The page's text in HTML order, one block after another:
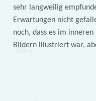
sehr langweilig
Erwartungen nicht
noch, dass es im
Bildern illustriert war,